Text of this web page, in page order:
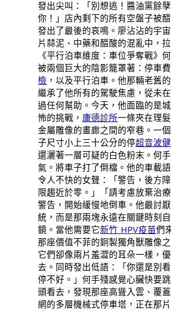
發出尖叫：「別想逃！醬油黨餘
你！」店內剩下的所有空盤子被
發出了最後的哀鳴。廖沾沾的宇
片蒜泥、中藥和醋酸的混亂中，
《平行泊車維度：車位爭奪戰》
被兩個巨大的陰影籠罩著：停車費
檢 ，以及平行泊車。他那輛老舊
繼承了他所有的駕駛焦慮，從未
過任何幫助。今天，他面臨的是
怖的挑戰， 康德診所一條夾在理
金屬雕像的畫廊之間的窄巷。一
子尺寸小上三十公分的停超音波
還灑著一層可疑的白色粉末。何
氣。將車子打了倒檔。他的車載
令人不快的女聲：「警告，後方
限趨近於零。」「請考慮放棄治
警告，開始緩慢地倒車。他最討
統，而是那兩塊永遠在關鍵時刻
鏡。當他需要它新竹 HPV疫苗們
那座價值不菲的銅製獨角獸雕像
它們卻像兩片羞澀的耳朵一樣，
去。同時發出低語：「你還是別
停不好。」何手殘感覺心臟快要
頭看去，發現那座高聳入雲、覆
網的多層機械式停車塔，正在那